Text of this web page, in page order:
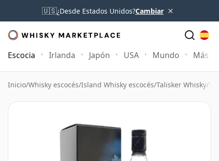
🇺🇸¿Desde Estados Unidos?Cambiar ×
Escocia Irlanda Japón USA Mundo Más
Inicio/Whisky escocés/Island Whisky escocés/Talisker Whisky/